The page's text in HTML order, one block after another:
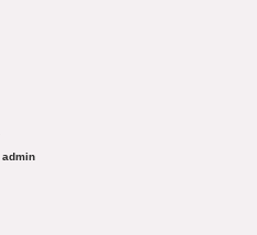
admin